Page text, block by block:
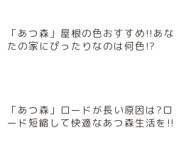
「あつ森」屋根の色おすすめ!!あな
たの家にぴったりなのは何色!?
「あつ森」ロードが長い原因は?ロ
ード短縮して快適なあつ森生活を!!